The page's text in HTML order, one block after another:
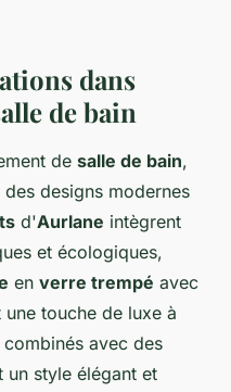
dans
de bain
de salle de bain,
designs modernes
d'Aurlane intègrent
et écologiques,
en verre trempé avec
touche de luxe à
avec des
un style élégant et